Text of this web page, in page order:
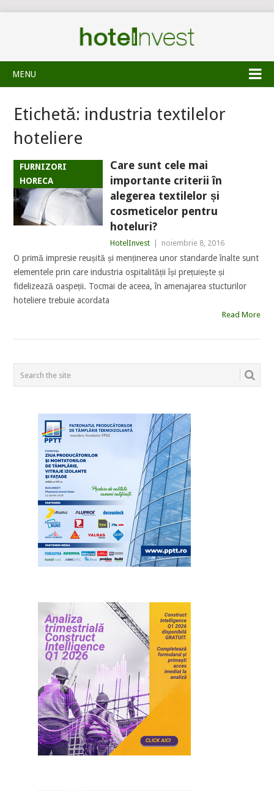
MENU
Etichetă: industria textilelor
hoteliere
FURNIZORI
HORECA
Care sunt cele mai
importante criterii în
alegerea textilelor și
cosmeticelor pentru
hoteluri?
HotelInvest noiembrie 8, 2016
O primă impresie reușită și menținerea unor standarde înalte sunt
elementele prin care industria ospitalității își prețuiește și
fidelizează oaspeții. Tocmai de aceea, în amenajarea stucturilor
hoteliere trebuie acordata
Read More
POSTS
NAVIGATION